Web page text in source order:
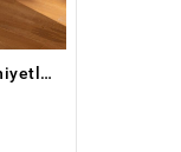
Emsan Fast Cooker Çift Emniyetli Düdüklü Tencere 4 Lt